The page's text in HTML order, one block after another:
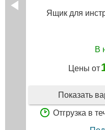
Ящик для
В
Цены от
Показать
Отгрузка в